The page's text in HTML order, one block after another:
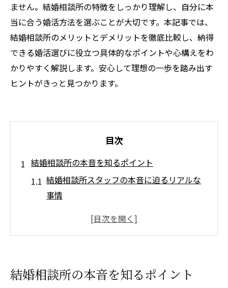
ません。結婚相談所の特徴をしっかり理解し、自分に本
当に合う婚活方法を選ぶことが大切です。本記事では、
結婚相談所のメリットとデメリットを徹底比較し、納得
できる婚活選びに役立つ具体的なポイントや心構えをわ
かりやすく解説します。安心して理想の一歩を踏み出す
ヒントがきっと見つかります。
目次
結婚相談所の本音を知るポイント
結婚相談所スタッフの本音に迫るリアルな
事情
結婚相談所ぶっちゃけ話のメリットと注意
結婚相談所利用者の本音とデメリットの実
結婚相談所の本音を知るポイント